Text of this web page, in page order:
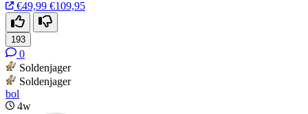
€49,99 €109,95
193
0
Soldenjager
Soldenjager
bol
4w